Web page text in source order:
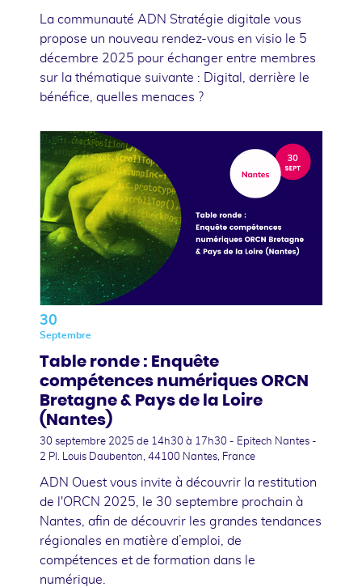
La communauté ADN Stratégie digitale vous
propose un nouveau rendez-vous en visio le 5
décembre 2025 pour échanger entre membres
sur la thématique suivante : Digital, derrière le
bénéfice, quelles menaces ?
30
Septembre
Table ronde : Enquête
compétences numériques ORCN
Bretagne & Pays de la Loire
(Nantes)
30 septembre 2025 de 14h30 à 17h30 - Epitech Nantes -
2 Pl. Louis Daubenton, 44100 Nantes, France
ADN Ouest vous invite à découvrir la restitution
de l'ORCN 2025, le 30 septembre prochain à
Nantes, afin de découvrir les grandes tendances
régionales en matière d’emploi, de
compétences et de formation dans le
numérique.